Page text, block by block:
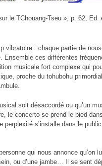
le TChouang-Tseu », p. 62, Ed.
vibratoire : chaque partie de
ces différentes
musicale fort complexe qui
proche du tohubohu
soit désaccordé ou qu’un
le concerto se prend le pied
s’installe dans le
qui nous annonce qu’on
ou d’une jambe… Il se sent